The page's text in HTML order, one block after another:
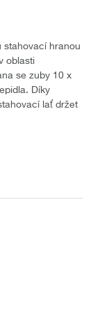
stahovací hranou
oblasti
se zuby 10 x
Díky
lať držet